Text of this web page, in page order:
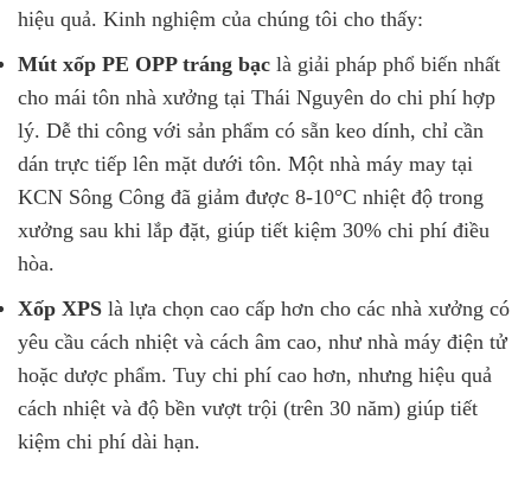
hiệu quả. Kinh nghiệm của chúng tôi cho thấy:
Mút xốp PE OPP tráng bạc là giải pháp phổ biến nhất
cho mái tôn nhà xưởng tại Thái Nguyên do chi phí hợp
lý. Dễ thi công với sản phẩm có sẵn keo dính, chỉ cần
dán trực tiếp lên mặt dưới tôn. Một nhà máy may tại
KCN Sông Công đã giảm được 8-10°C nhiệt độ trong
xưởng sau khi lắp đặt, giúp tiết kiệm 30% chi phí điều
hòa.
Xốp XPS là lựa chọn cao cấp hơn cho các nhà xưởng có
yêu cầu cách nhiệt và cách âm cao, như nhà máy điện tử
hoặc dược phẩm. Tuy chi phí cao hơn, nhưng hiệu quả
cách nhiệt và độ bền vượt trội (trên 30 năm) giúp tiết
kiệm chi phí dài hạn.